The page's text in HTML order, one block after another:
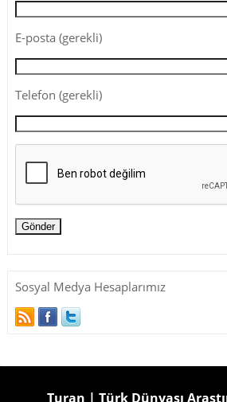
E-posta (gerekli)
Telefon (gerekli)
Sosyal Medya Hesaplarımız
Turan | Türk Dünyası